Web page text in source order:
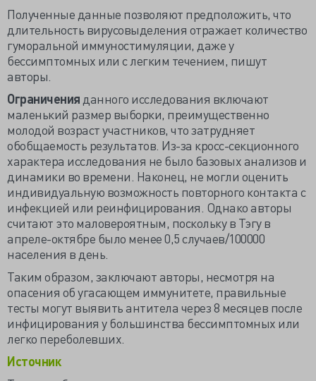
Полученные данные позволяют предположить, что
длительность вирусовыделения отражает количество
гуморальной иммуностимуляции, даже у
бессимптомных или с легким течением, пишут
авторы.
Ограничения данного исследования включают
маленький размер выборки, преимущественно
молодой возраст участников, что затрудняет
обобщаемость результатов. Из-за кросс-секционного
характера исследования не было базовых анализов и
динамики во времени. Наконец, не могли оценить
индивидуальную возможность повторного контакта с
инфекцией или реинфицирования. Однако авторы
считают это маловероятным, поскольку в Тэгу в
апреле-октябре было менее 0,5 случаев/100000
населения в день.
Таким образом, заключают авторы, несмотря на
опасения об угасающем иммунитете, правильные
тесты могут выявить антитела через 8 месяцев после
инфицирования у большинства бессимптомных или
легко переболевших.
Источник